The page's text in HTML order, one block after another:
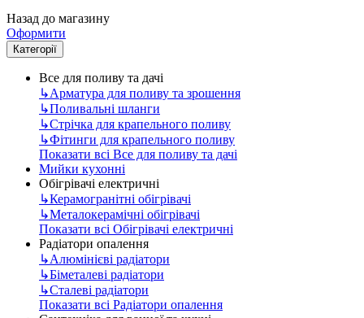
Назад до магазину
Оформити
Категорії
Все для поливу та дачі
↳Арматура для поливу та зрошення
↳Поливальні шланги
↳Стрічка для крапельного поливу
↳Фітинги для крапельного поливу
Показати всі Все для поливу та дачі
Мийки кухонні
Обігрівачі електричні
↳Керамогранітні обігрівачі
↳Металокерамічні обігрівачі
Показати всі Обігрівачі електричні
Радіатори опалення
↳Алюмінієві радіатори
↳Біметалеві радіатори
↳Сталеві радіатори
Показати всі Радіатори опалення